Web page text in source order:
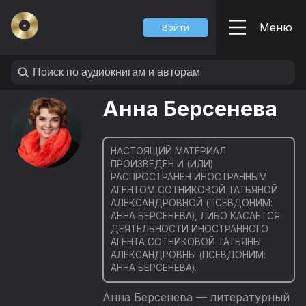
Войти Меню
Анна Берсенева
НАСТОЯЩИЙ МАТЕРИАЛ
ПРОИЗВЕДЕН И (ИЛИ)
РАСПРОСТРАНЕН ИНОСТРАННЫМ
АГЕНТОМ СОТНИКОВОЙ ТАТЬЯНОЙ
АЛЕКСАНДРОВНОЙ (ПСЕВДОНИМ:
АННА БЕРСЕНЕВА), ЛИБО КАСАЕТСЯ
ДЕЯТЕЛЬНОСТИ ИНОСТРАННОГО
АГЕНТА СОТНИКОВОЙ ТАТЬЯНЫ
АЛЕКСАНДРОВНЫ (ПСЕВДОНИМ:
АННА БЕРСЕНЕВА).
Анна Берсенева — литературный